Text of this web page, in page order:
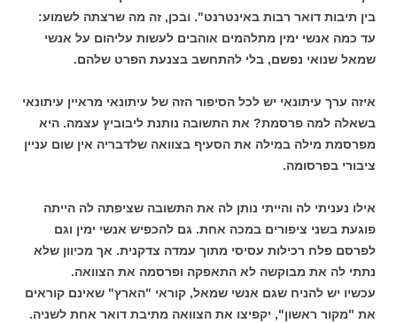
בין תיבות דואר רבות באינטרנט". ובכן, זה מה שרצתה לשמוע:
עד כמה אנשי ימין מתלהמים אוהבים לעשות עליהום על אנשי
שמאל שנואי נפשם, בלי להתחשב בצנעת הפרט שלהם.
איזה ערך עיתונאי יש לכל הסיפור הזה של עיתונאי מראיין עיתונאי
בשאלה למה פרסמת? את התשובה נותנת ליבוביץ עצמה. היא
מפרסמת מילה במילה את הסעיף בצוואה שלדבריה אין שום עניין
ציבורי בפרסומה.
אילו נעניתי לה והייתי נותן לה את התשובה שציפתה לה הייתה
פוגעת בשני ציפורים במכה אחת. גם להכפיש אנשי ימין וגם
לפרסם פלח רכילות עסיסי מתוך עמדה צדקנית. אך מכיוון שלא
נתתי לה את מבוקשה לא התאפקה ופרסמה את הצוואה.
עכשיו יש להניח שגם אנשי שמאל, קוראי "הארץ" שאינם קוראים
את "מקור ראשון", יקפיצו את הצוואה מתיבת דואר אחת לשניה.